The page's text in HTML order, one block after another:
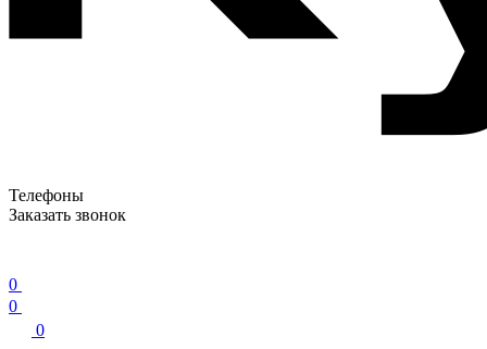
Телефоны
Заказать звонок
0
0
0